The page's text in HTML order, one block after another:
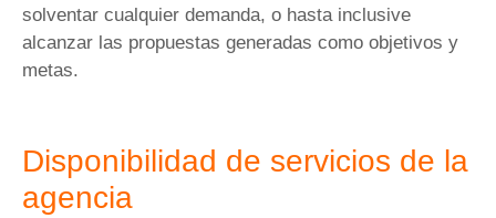
solventar cualquier demanda, o hasta inclusive
alcanzar las propuestas generadas como objetivos y
metas.
Disponibilidad de servicios de la
agencia